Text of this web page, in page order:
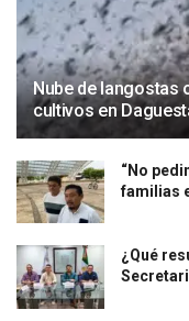
Nube de langostas
cultivos en
“No
familias
¿Qué